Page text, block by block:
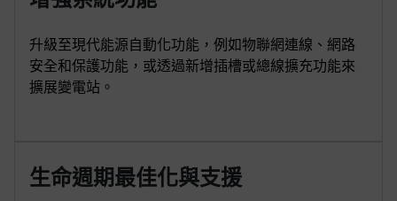
升級至現代能源自動化功能，例如物聯網連線、網路
安全和保護功能，或透過新增插槽或總線擴充功能來
擴展變電站。
生命週期最佳化與支援